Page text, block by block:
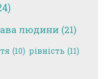
людини (21)
(10) рівність (11)